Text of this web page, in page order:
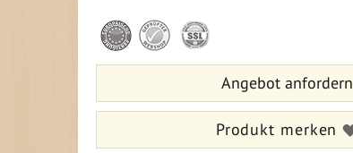
Anfang
der
Bildergalerie
Angebot anfordern
Produkt merken